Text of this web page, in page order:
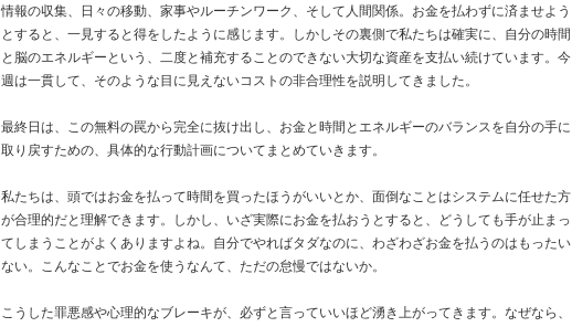
情報の収集、日々の移動、家事やルーチンワーク、そして人間関係。お金を払わずに済ませよう
とすると、一見すると得をしたように感じます。しかしその裏側で私たちは確実に、自分の時間
と脳のエネルギーという、二度と補充することのできない大切な資産を支払い続けています。今
週は一貫して、そのような目に見えないコストの非合理性を説明してきました。
最終日は、この無料の罠から完全に抜け出し、お金と時間とエネルギーのバランスを自分の手に
取り戻すための、具体的な行動計画についてまとめていきます。
私たちは、頭ではお金を払って時間を買ったほうがいいとか、面倒なことはシステムに任せた方
が合理的だと理解できます。しかし、いざ実際にお金を払おうとすると、どうしても手が止まっ
てしまうことがよくありますよね。自分でやればタダなのに、わざわざお金を払うのはもったい
ない。こんなことでお金を使うなんて、ただの怠慢ではないか。
こうした罪悪感や心理的なブレーキが、必ずと言っていいほど湧き上がってきます。なぜなら、